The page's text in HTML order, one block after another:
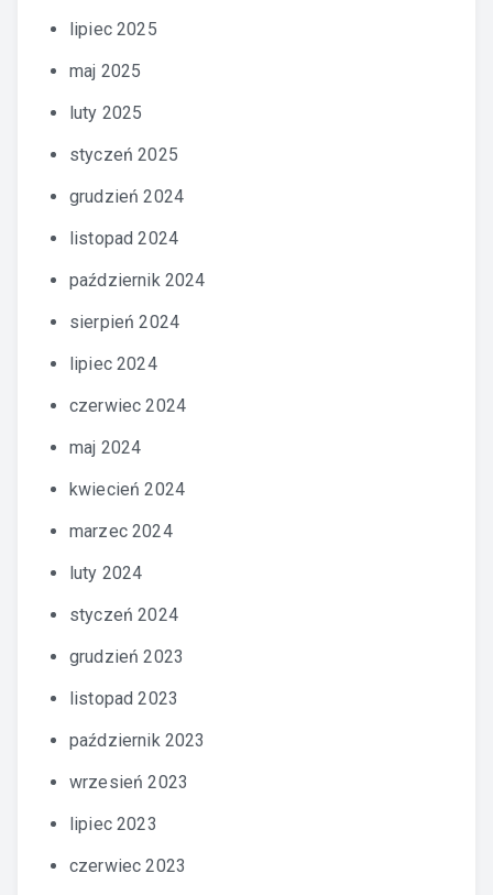
lipiec 2025
maj 2025
luty 2025
styczeń 2025
grudzień 2024
listopad 2024
październik 2024
sierpień 2024
lipiec 2024
czerwiec 2024
maj 2024
kwiecień 2024
marzec 2024
luty 2024
styczeń 2024
grudzień 2023
listopad 2023
październik 2023
wrzesień 2023
lipiec 2023
czerwiec 2023